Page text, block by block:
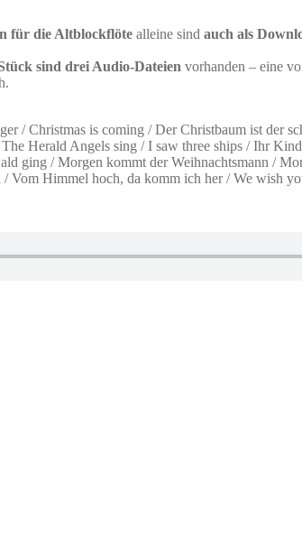
für die Altblockflöte alleine sind auch als
sind drei Audio-Dateien vorhanden – eine
/ Christmas is coming / Der Christbaum ist der
Herald Angels sing / I saw three ships / Ihr
ging / Morgen kommt der Weihnachtsmann /
Himmel hoch, da komm ich her / We wish